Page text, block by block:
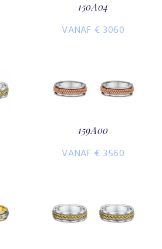
150A04
VANAF € 3060
159A00
VANAF € 3560